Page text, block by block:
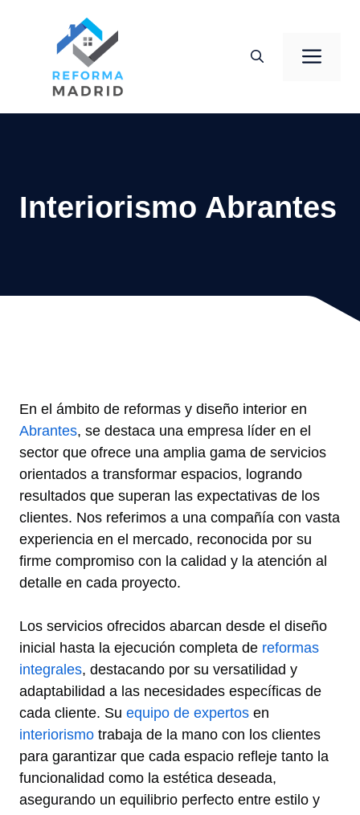
contenido
Interiorismo Abrantes
En el ámbito de reformas y diseño interior en
Abrantes, se destaca una empresa líder en el
sector que ofrece una amplia gama de servicios
orientados a transformar espacios, logrando
resultados que superan las expectativas de los
clientes. Nos referimos a una compañía con vasta
experiencia en el mercado, reconocida por su
firme compromiso con la calidad y la atención al
detalle en cada proyecto.
Los servicios ofrecidos abarcan desde el diseño
inicial hasta la ejecución completa de reformas
integrales, destacando por su versatilidad y
adaptabilidad a las necesidades específicas de
cada cliente. Su equipo de expertos en
interiorismo trabaja de la mano con los clientes
para garantizar que cada espacio refleje tanto la
funcionalidad como la estética deseada,
asegurando un equilibrio perfecto entre estilo y